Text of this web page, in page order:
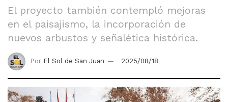
El proyecto también contempló mejoras
en el paisajismo, la incorporación de
nuevos arbustos y señalética histórica.
Por El Sol de San Juan 2025/08/18